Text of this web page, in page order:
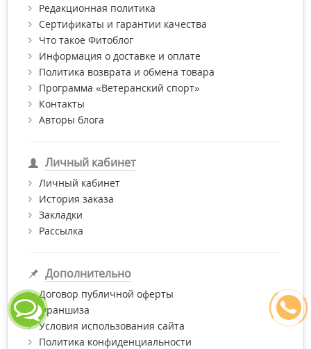
Редакционная политика
Сертификаты и гарантии качества
Что такое Фитоблог
Информация о доставке и оплате
Политика возврата и обмена товара
Программа «Ветеранский спорт»
Контакты
Авторы блога
Личный кабинет
Личный кабинет
История заказа
Закладки
Рассылка
Дополнительно
Договор публичной оферты
Франшиза
Условия использования сайта
Политика конфиденциальности